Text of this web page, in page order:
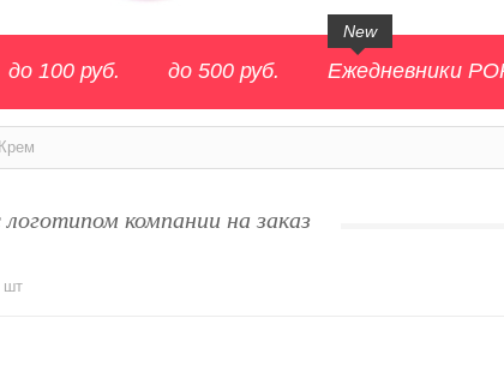
до 100 руб. до 500 руб. Ежедневники
New
Крем
компании на заказ
шт